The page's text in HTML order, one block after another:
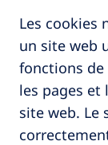
Les cookies
un site web
fonctions de
les pages et
site web. Le